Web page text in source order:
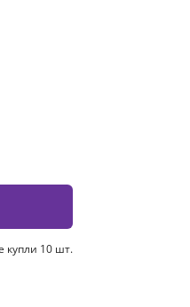
купли 10 шт.